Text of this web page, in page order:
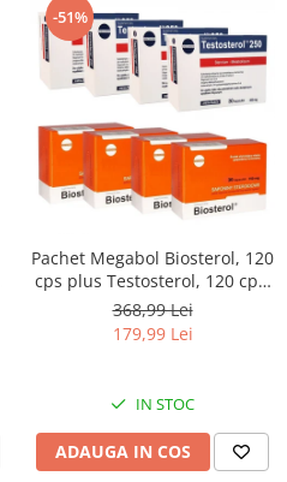
-51%
Pachet Megabol Biosterol, 120
cps plus Testosterol, 120 cps,
stimulare testosteron si
hormon de crestere, inhibare
estrogen
368,99 Lei
179,99 Lei
IN STOC
ADAUGA IN COS